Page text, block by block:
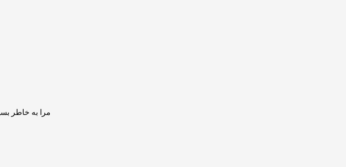
مرا به خاطر